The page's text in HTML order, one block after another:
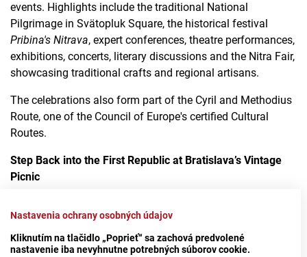
Nastavenia ochrany osobných údajov
Kliknutím na tlačidlo „Poprieť“ sa zachová predvolené
nastavenie iba nevyhnutne potrebných súborov cookie.
events. Highlights include the traditional National
Pilgrimage in Svätopluk Square, the historical festival
Pribina's Nitrava, expert conferences, theatre performances,
exhibitions, concerts, literary discussions and the Nitra Fair,
showcasing traditional crafts and regional artisans.
The celebrations also form part of the Cyril and Methodius
Route, one of the Council of Europe's certified Cultural
Routes.
Step Back into the First Republic at Bratislava’s Vintage
Picnic
Park in Bratislava on 4 July for the annual
Visitors are encouraged to dress in the style of the First